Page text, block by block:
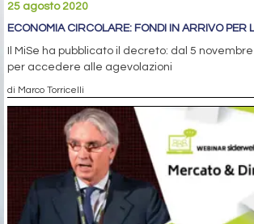
25 agosto 2020
ECONOMIA CIRCOLARE: FONDI IN ARRIVO PER
Il MiSe ha pubblicato il decreto: dal 5
per accedere alle agevolazioni
di Marco Torricelli